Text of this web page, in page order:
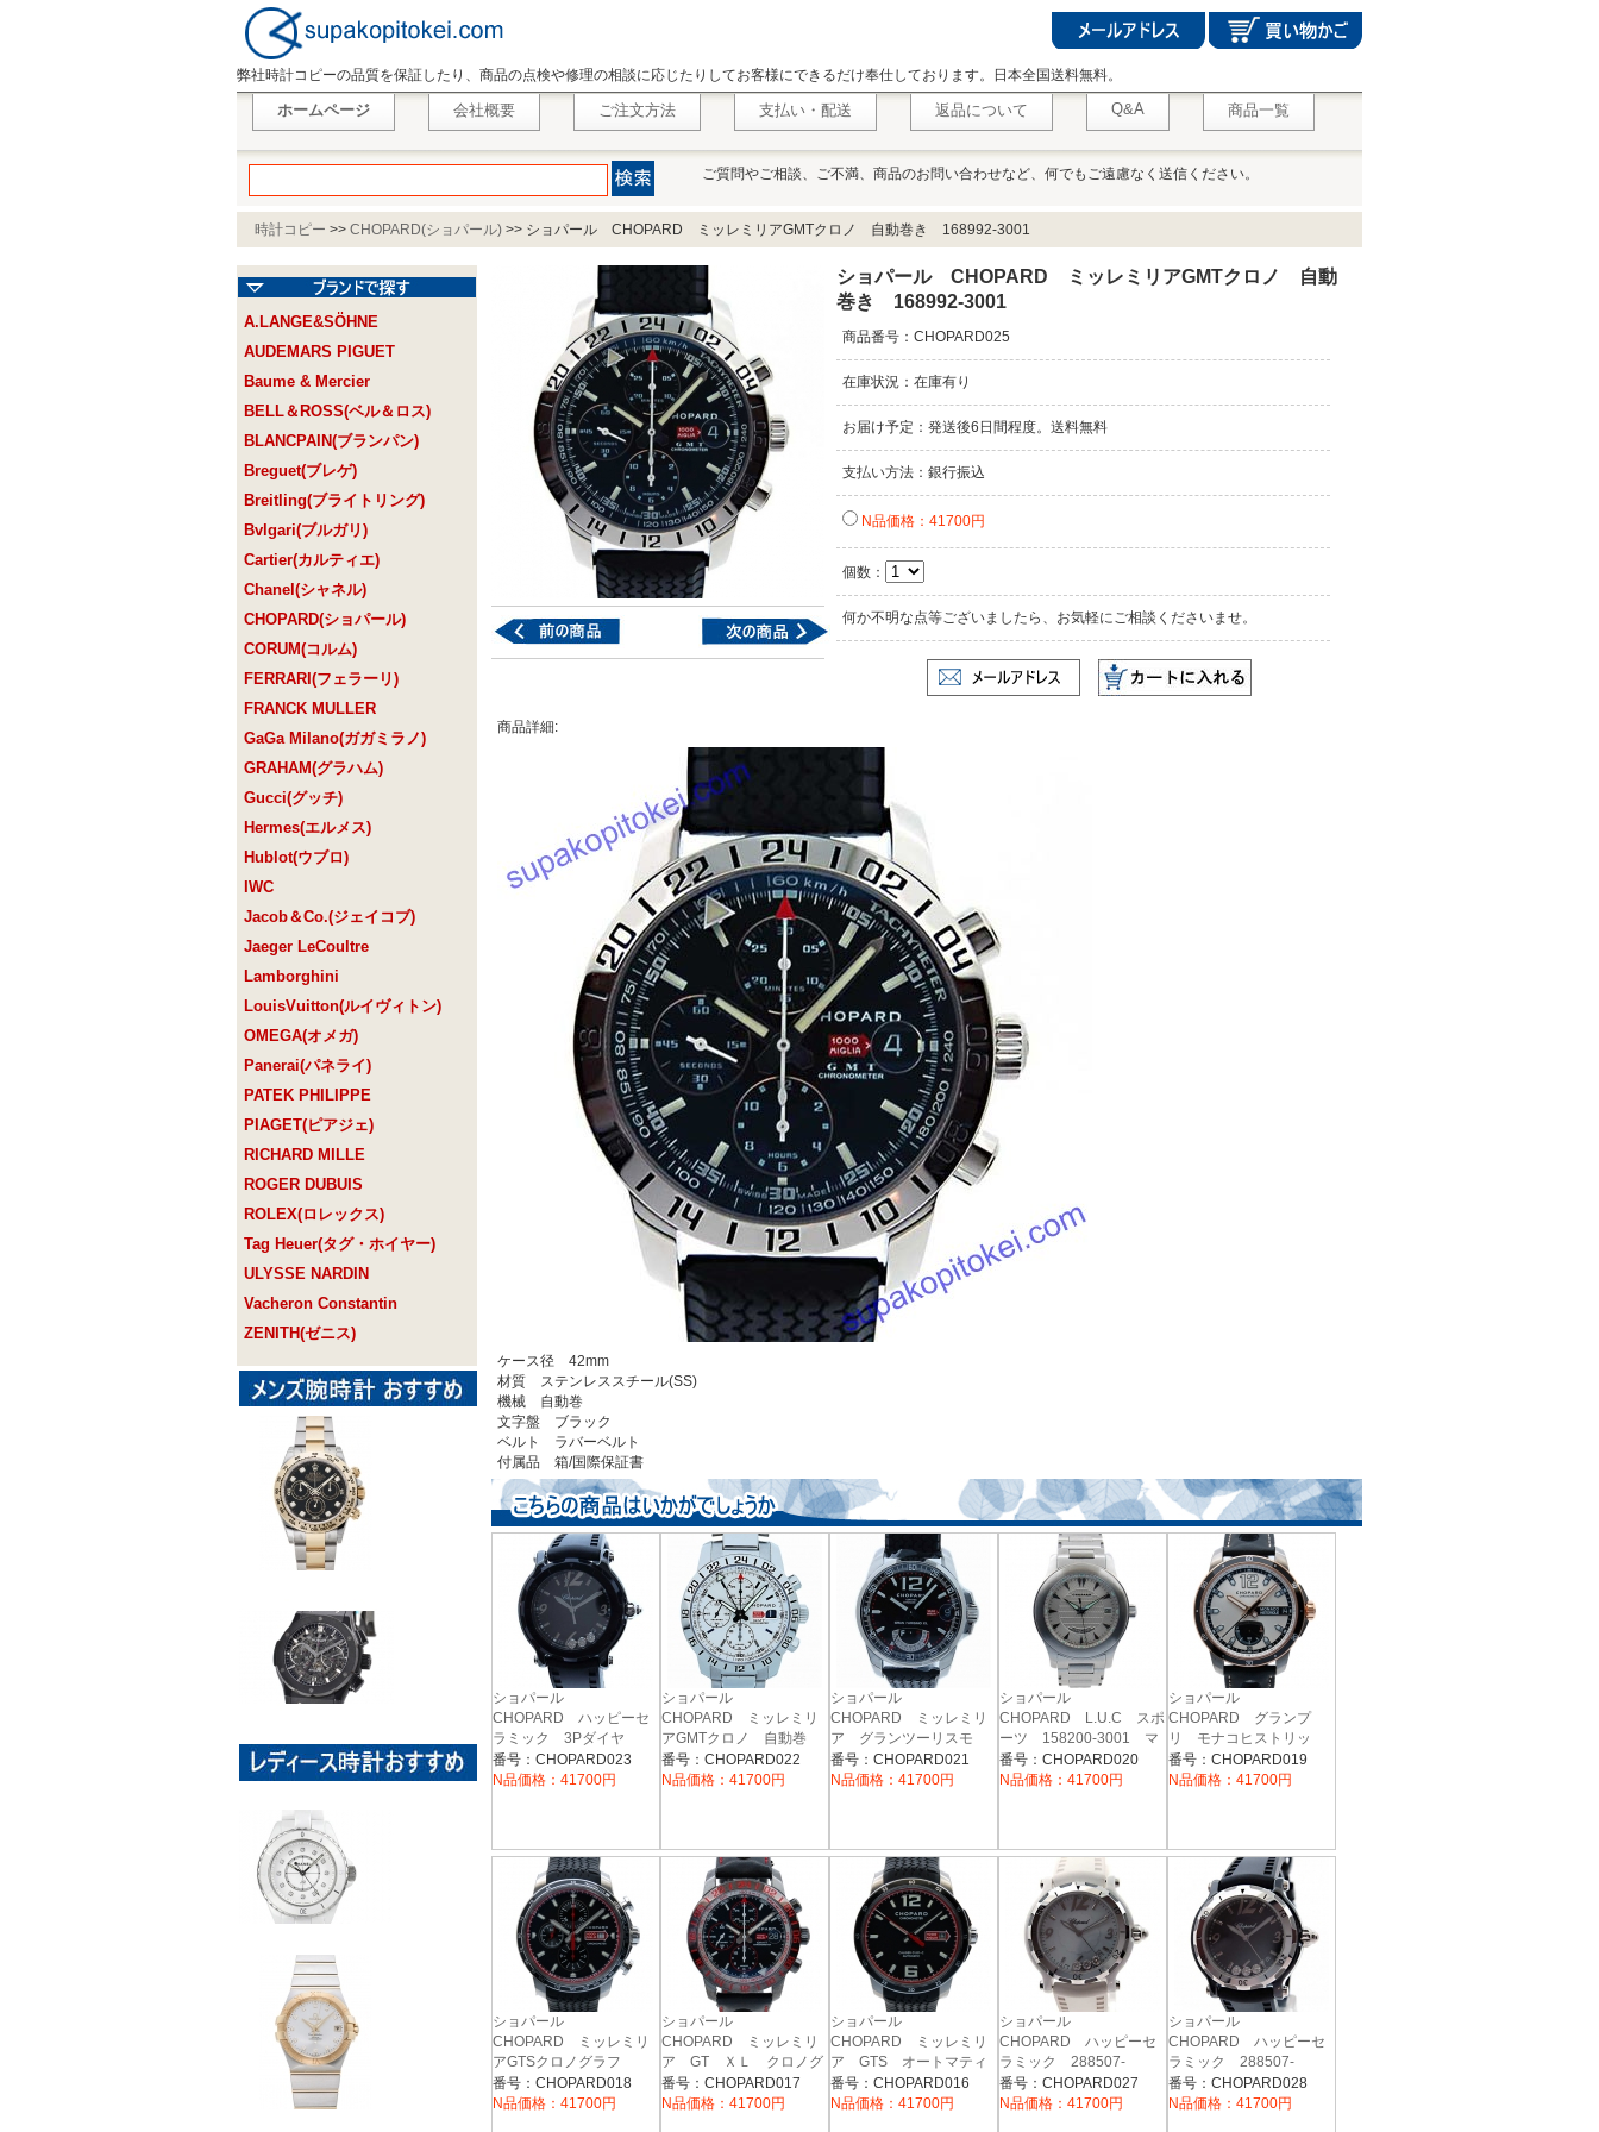
弊社時計コピーの品質を保証したり、商品の点検や修理の相談に応じたりしてお客様にできるだけ奉仕しております。日本全国送料無料。
ホームページ 会社概要 ご注文方法 支払い・配送 返品について Q&A 商品一覧
ご質問やご相談、ご不満、商品のお問い合わせなど、何でもご遠慮なく送信ください。
時計コピー >> CHOPARD(ショパール) >> ショパール CHOPARD ミッレミリアGMTクロノ 自動巻き 168992-3001
A.LANGE&SÖHNE
AUDEMARS PIGUET
Baume & Mercier
BELL＆ROSS(ベル＆ロス)
BLANCPAIN(ブランパン)
Breguet(ブレゲ)
Breitling(ブライトリング)
Bvlgari(ブルガリ)
Cartier(カルティエ)
Chanel(シャネル)
CHOPARD(ショパール)
CORUM(コルム)
FERRARI(フェラーリ)
FRANCK MULLER
GaGa Milano(ガガミラノ)
GRAHAM(グラハム)
Gucci(グッチ)
Hermes(エルメス)
Hublot(ウブロ)
IWC
Jacob＆Co.(ジェイコブ)
Jaeger LeCoultre
Lamborghini
LouisVuitton(ルイヴィトン)
OMEGA(オメガ)
Panerai(パネライ)
PATEK PHILIPPE
PIAGET(ピアジェ)
RICHARD MILLE
ROGER DUBUIS
ROLEX(ロレックス)
Tag Heuer(タグ・ホイヤー)
ULYSSE NARDIN
Vacheron Constantin
ZENITH(ゼニス)
ショパール CHOPARD ミッレミリアGMTクロノ 自動
巻き 168992-3001
商品番号：CHOPARD025
在庫状況：在庫有り
お届け予定：発送後6日間程度。送料無料
支払い方法：銀行振込
N品価格：41700円
個数：
何か不明な点等ございましたら、お気軽にご相談くださいませ。
商品詳細:
ケース径 42mm
材質 ステンレススチール(SS)
機械 自動巻
文字盤 ブラック
ベルト ラバーベルト
付属品 箱/国際保証書
ショパール
CHOPARD ハッピーセ
ラミック 3Pダイヤ
28/8507-9001
番号：CHOPARD023
N品価格：41700円
ショパール
CHOPARD ミッレミリ
アGMTクロノ 自動巻
き 15/8992-3
番号：CHOPARD022
N品価格：41700円
ショパール
CHOPARD ミッレミリ
ア グランツーリスモ
XL パワーコントロー
ル 16/8457 44mm
番号：CHOPARD021
N品価格：41700円
ショパール
CHOPARD L.U.C スポ
ーツ 158200-3001 マ
イクロローター USED
番号：CHOPARD020
N品価格：41700円
ショパール
CHOPARD グランプ
リ モナコヒストリッ
ク パワーコントロー
ル 168569-9001 グレ
番号：CHOPARD019
N品価格：41700円
ショパール
CHOPARD ミッレミリ
アGTSクロノグラフ
168571-3001 44mm
ラバー
番号：CHOPARD018
N品価格：41700円
ショパール
CHOPARD ミッレミリ
ア GT ＸＬ クロノグ
ラフ スピードブラック
ＩＩ 16/8992-3004 革
番号：CHOPARD017
N品価格：41700円
ショパール
CHOPARD ミッレミリ
ア GTS オートマティ
ック 168565-3001
番号：CHOPARD016
N品価格：41700円
ショパール
CHOPARD ハッピーセ
ラミック 288507-
9011 ホワイト セラミッ
ク×アルミ
番号：CHOPARD027
N品価格：41700円
ショパール
CHOPARD ハッピーセ
ラミック 288507-
9008 ブラック セラミッ
ク×アルミ
番号：CHOPARD028
N品価格：41700円